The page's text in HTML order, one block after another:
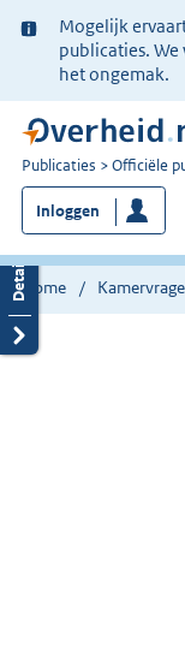
Ter
informatie:
Mogelijk
publicaties. We
het ongemak.
U
bent
nu
hier:
Publicaties Officiële
Inloggen
Home